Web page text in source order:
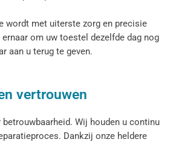
wordt met uiterste zorg en precisie
om uw toestel dezelfde dag nog
aan u terug te geven.
vertrouwen
Wij houden u continu
Dankzij onze heldere